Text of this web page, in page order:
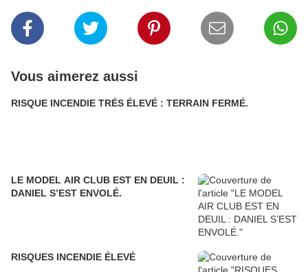
Vous aimerez aussi
RISQUE INCENDIE TRÉS ÉLEVÉ : TERRAIN FERMÉ.
LE MODEL AIR CLUB EST EN DEUIL :
DANIEL S’EST ENVOLÉ.
RISQUES INCENDIE ÉLEVÉ